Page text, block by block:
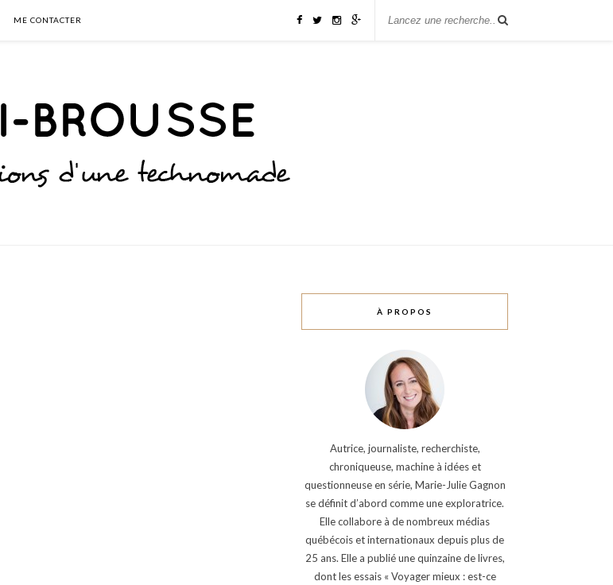
ME CONTACTER
À PROPOS
Autrice, journaliste, recherchiste,
chroniqueuse, machine à idées et
questionneuse en série, Marie-Julie Gagnon
se définit d’abord comme une exploratrice.
Elle collabore à de nombreux médias
québécois et internationaux depuis plus de
25 ans. Elle a publié une quinzaine de livres,
dont les essais « Voyager mieux : est-ce